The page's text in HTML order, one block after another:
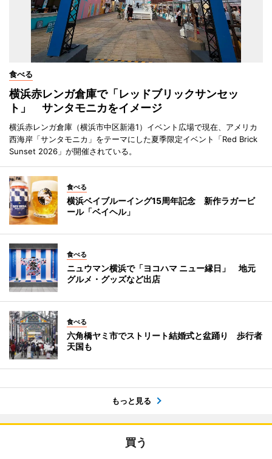
食べる
横浜赤レンガ倉庫で「レッドブリックサンセッ
ト」 サンタモニカをイメージ
横浜赤レンガ倉庫（横浜市中区新港1）イベント広場で現在、アメリカ
西海岸「サンタモニカ」をテーマにした夏季限定イベント「Red Brick
Sunset 2026」が開催されている。
食べる
横浜ベイブルーイング15周年記念 新作ラガービ
ール「ベイヘル」
食べる
ニュウマン横浜で「ヨコハマ ニュー縁日」 地元
グルメ・グッズなど出店
食べる
六角橋ヤミ市でストリート結婚式と盆踊り 歩行者
天国も
もっと見る
買う